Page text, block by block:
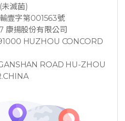
未滅菌)
壹字第001563號
康揚股份有限公司
HUZHOU CONCORD
ROAD HU-ZHOU